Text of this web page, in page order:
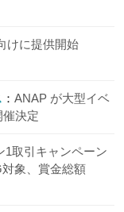
けに提供開始
ANAP が大型イベ
催決定
1取引キャンペーン
象、賞金総額